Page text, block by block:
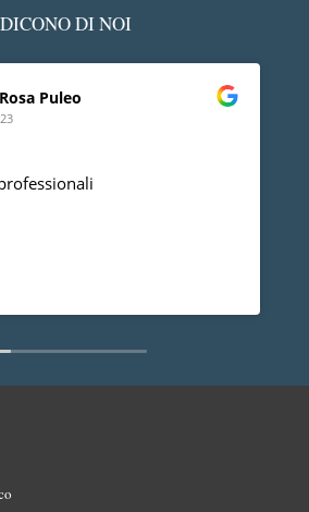
DICONO DI NOI
Puleo